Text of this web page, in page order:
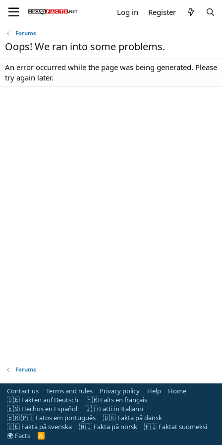
Log in Register
Forums
Oops! We ran into some problems.
An error occurred while the page was being generated. Please
try again later.
Forums
Contact us Terms and rules Privacy policy Help
Home
🇩🇪 Fakten auf Deutsch
🇫🇷 Faits en français
🇪🇸 Hechos en Español
🇮🇹 Fatti in Italiano
🇧🇷 🇵🇹 Fatos em português
🇩🇰 Fakta på dansk
🇸🇪 Fakta på svenska
🇳🇴 Fakta på norsk
🇫🇮 Faktat suomeksi
🌍 Facts
R